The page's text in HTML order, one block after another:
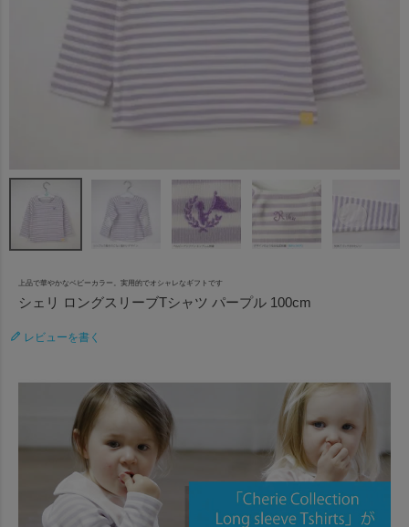
上品で華やかなベビーカラー。実用的でオシャレなギフトです
シェリ ロングスリーブTシャツ パープル 100cm
レビューを書く